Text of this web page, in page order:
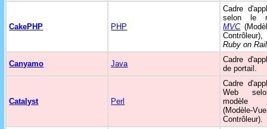
CakePHP PHP
Cadre
selon le
MVC
Ruby on
Canyamo Java
Cadre
de portail.
Catalyst Perl
Cadre
Web
(Modèle-
Contrôleur).